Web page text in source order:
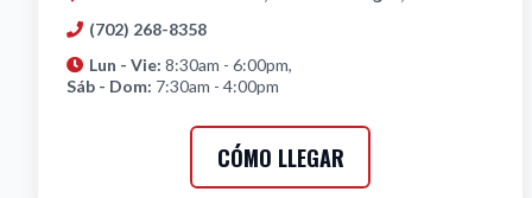
(702) 268-8358
Lun - Vie: 8:30am - 6:00pm,
Sáb - Dom: 7:30am - 4:00pm
CÓMO LLEGAR